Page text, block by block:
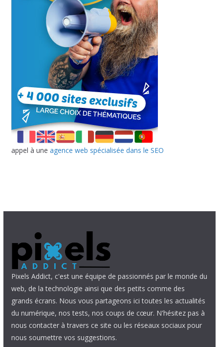
appel à une agence web spécialisée dans le SEO
Pixels Addict, c'est une équipe de passionnés par le monde du
web, de la technologie ainsi que des petits comme des
grands écrans. Nous vous partageons ici toutes les actualités
du numérique, nos tests, nos coups de cœur. N'hésitez pas à
nous contacter à travers ce site ou les réseaux sociaux pour
nous soumettre vos suggestions.